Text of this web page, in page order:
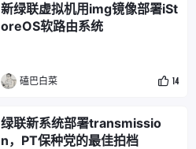
新绿联虚拟机用img镜像部署iSt
oreOS软路由系统
磕巴白菜 14
绿联新系统部署transmissio
n，PT保种党的最佳拍档